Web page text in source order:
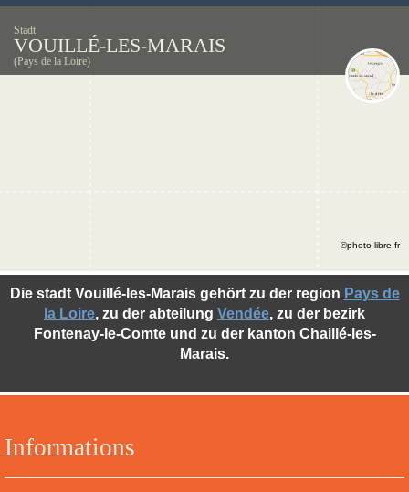
Stadt
VOUILLÉ-LES-MARAIS
(Pays de la Loire)
Informations
Die stadt Vouillé-les-Marais gehört zu der region Pays de
la Loire, zu der abteilung Vendée, zu der bezirk
Fontenay-le-Comte und zu der kanton Chaillé-les-
Marais.
©photo-libre.fr